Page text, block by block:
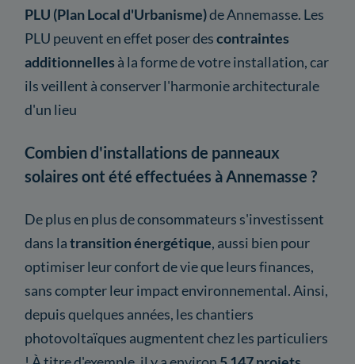
PLU (Plan Local d'Urbanisme)de Annemasse. Les
PLU peuvent en effet poser descontraintes
additionnelles à la forme de votre installation, car
ils veillent à conserver l'harmonie architecturale
d'un lieu
Combien d'installations de panneaux
solaires ont été effectuées à Annemasse ?
De plus en plus de consommateurs s'investissent
dans latransition énergétique, aussi bien pour
optimiser leur confort de vie que leurs finances,
sans compter leur impact environnemental. Ainsi,
depuis quelques années, les chantiers
photovoltaïques augmentent chez les particuliers